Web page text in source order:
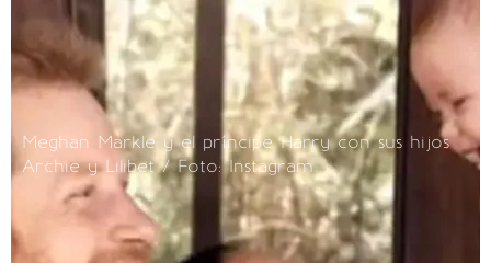
Meghan Markle y el príncipe Harry con sus hijos
Archie y Lilibet / Foto: Instagram